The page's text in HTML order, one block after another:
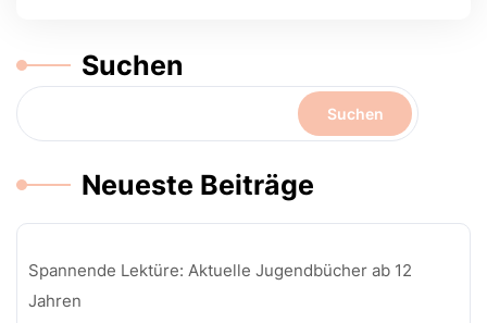
Suchen
Suchen
Neueste Beiträge
Spannende Lektüre: Aktuelle Jugendbücher ab 12
Jahren